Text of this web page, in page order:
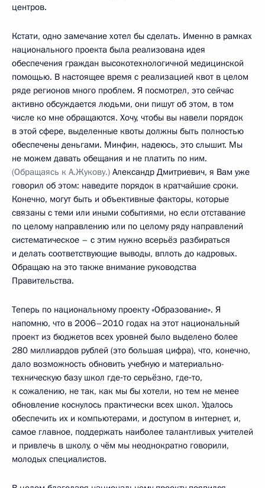
центров.
Кстати, одно замечание хотел бы сделать. Именно в рамках
национального проекта была реализована идея
обеспечения граждан высокотехнологичной медицинской
помощью. В настоящее время с реализацией квот в целом
ряде регионов много проблем. Я посмотрел, это сейчас
активно обсуждается людьми, они пишут об этом, в том
числе ко мне обращаются. Хочу, чтобы вы навели порядок
в этой сфере, выделенные квоты должны быть полностью
обеспечены деньгами. Минфин, надеюсь, это слышит. Мы
не можем давать обещания и не платить по ним.
(Обращаясь к А.Жукову.) Александр Дмитриевич, я Вам уже
говорил об этом: наведите порядок в кратчайшие сроки.
Конечно, могут быть и объективные факторы, которые
связаны с теми или иными событиями, но если отставание
по целому направлению или по целому ряду направлений
систематическое – с этим нужно всерьёз разбираться
и делать соответствующие выводы, вплоть до кадровых.
Обращаю на это также внимание руководства
Правительства.
Теперь по национальному проекту «Образование». Я
напомню, что в 2006–2010 годах на этот национальный
проект из бюджетов всех уровней было выделено более
280 миллиардов рублей (это большая цифра), что, конечно,
дало возможность обновить учебную и материально-
техническую базу школ где‑то серьёзно, где‑то,
к сожалению, не так, как мы бы хотели, но тем не менее
обновление коснулось практически всех школ. Удалось
обеспечить их и компьютерами, и доступом в интернет, и,
самое главное, поддержать наиболее талантливых учителей
и привлечь в школу, о чём мы неоднократно говорили,
молодых специалистов.